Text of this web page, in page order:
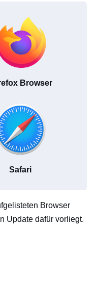
Browser
Safari
Browser
Update dafür vorliegt.